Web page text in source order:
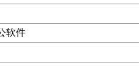
软件